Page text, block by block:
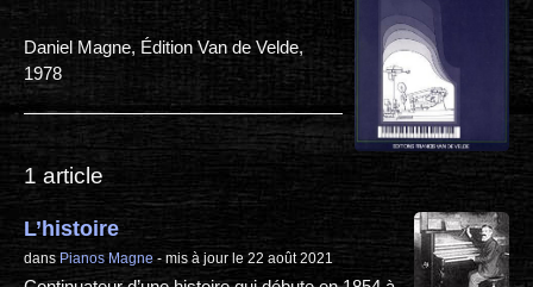
Daniel Magne, Édition Van de Velde,
1978
1 article
L’histoire
dans Pianos Magne - mis à jour le 22 août 2021